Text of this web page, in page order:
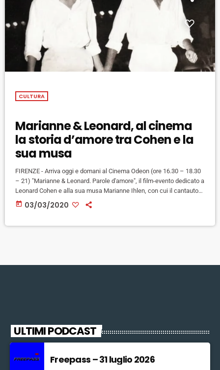
CULTURA
Marianne & Leonard, al cinema
la storia d’amore tra Cohen e la
sua musa
FIRENZE - Arriva oggi e domani al Cinema Odeon (ore 16.30 – 18.30
– 21) "Marianne & Leonard. Parole d'amore", il film-evento dedicato a
Leonard Cohen e alla sua musa Marianne Ihlen, con cui il cantautore
canadese ebbe una breve ma intesa relazione agli inizio degli anni
'60. Nata nel particolare scenario dell'isola greca di Hydra, ai tempi
today 03/03/2020
ULTIMI PODCAST
Freepass – 31 luglio 2026